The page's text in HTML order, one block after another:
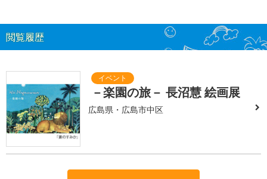
閲覧履歴
－楽園の旅－ 長沼慧 絵画展
広島県・広島市中区